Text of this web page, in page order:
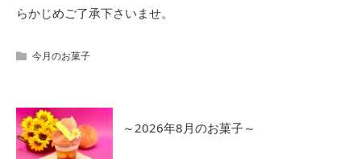
らかじめご了承下さいませ。
今月のお菓子
～2026年8月のお菓子～